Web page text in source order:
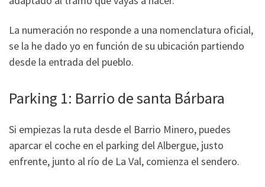
La numeración no responde a una nomenclatura oficial,
se la he dado yo en función de su ubicación partiendo
desde la entrada del pueblo.
Parking 1: Barrio de santa Bárbara
Si empiezas la ruta desde el Barrio Minero, puedes
aparcar el coche en el parking del Albergue, justo
enfrente, junto al río de La Val, comienza el sendero.